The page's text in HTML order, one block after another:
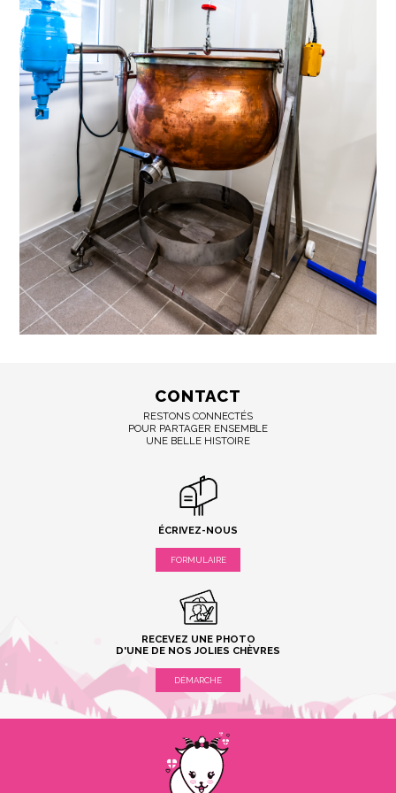
CONTACT
RESTONS CONNECTÉS
POUR PARTAGER ENSEMBLE
UNE BELLE HISTOIRE
ÉCRIVEZ-NOUS
FORMULAIRE
RECEVEZ UNE PHOTO
D'UNE DE NOS JOLIES CHÈVRES
DÉMARCHE